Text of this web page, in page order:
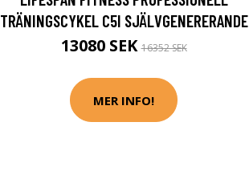
TRÄNINGSCYKEL C5I SJÄLVGENERERANDE
13080 SEK16352 SEK
MER INFO!